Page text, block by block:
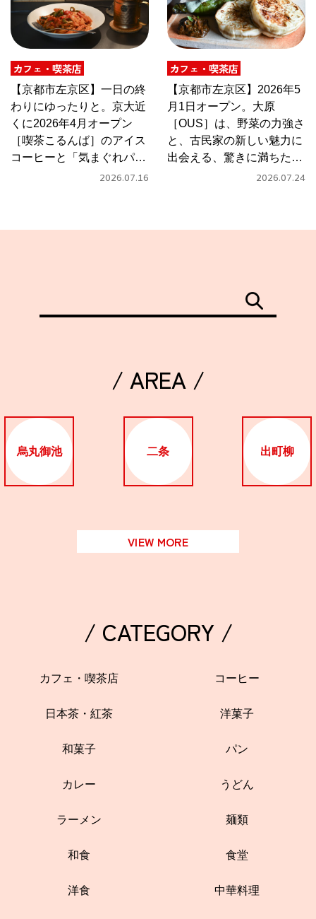
カフェ・喫茶店
【京都市左京区】一日の終
わりにゆったりと。京大近
くに2026年4月オープン
［喫茶こるんば］のアイス
コーヒーと「気まぐれパス
2026.07.16
カフェ・喫茶店
【京都市左京区】2026年5
月1日オープン。大原
［OUS］は、野菜の力強さ
と、古民家の新しい魅力に
出会える、驚きに満ちたカ
2026.07.24
/ AREA /
烏丸御池 二条 出町柳
VIEW MORE
/ CATEGORY /
カフェ・喫茶店 コーヒー
日本茶・紅茶 洋菓子
和菓子 パン
カレー うどん
ラーメン 麺類
和食 食堂
洋食 中華料理